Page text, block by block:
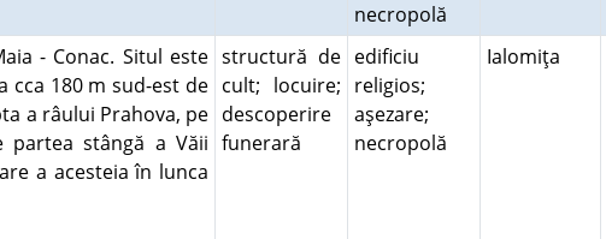
necropolă
- Conac. Situl este
cca 180 m sud-est de
a râului Prahova, pe
stângă a Văii
a acesteia în lunca
structură de
cult; locuire;
descoperire
funerară
edificiu
religios;
aşezare;
necropolă
Ialomiţa